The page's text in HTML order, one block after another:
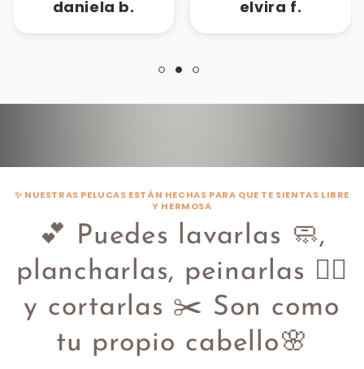
elvira f. karla o.
✨ NUESTRAS PELUCAS ESTÁN HECHAS PARA QUE TE SIENTAS LIBRE
Y HERMOSA
💕 Puedes lavarlas 🧼,
plancharlas, peinarlas 💇‍♀️
y cortarlas ✂️ Son como
tu propio cabello🌸